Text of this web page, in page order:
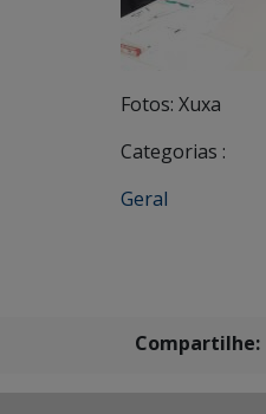
Fotos: Xuxa
Categorias :
Geral
Compartilhe: